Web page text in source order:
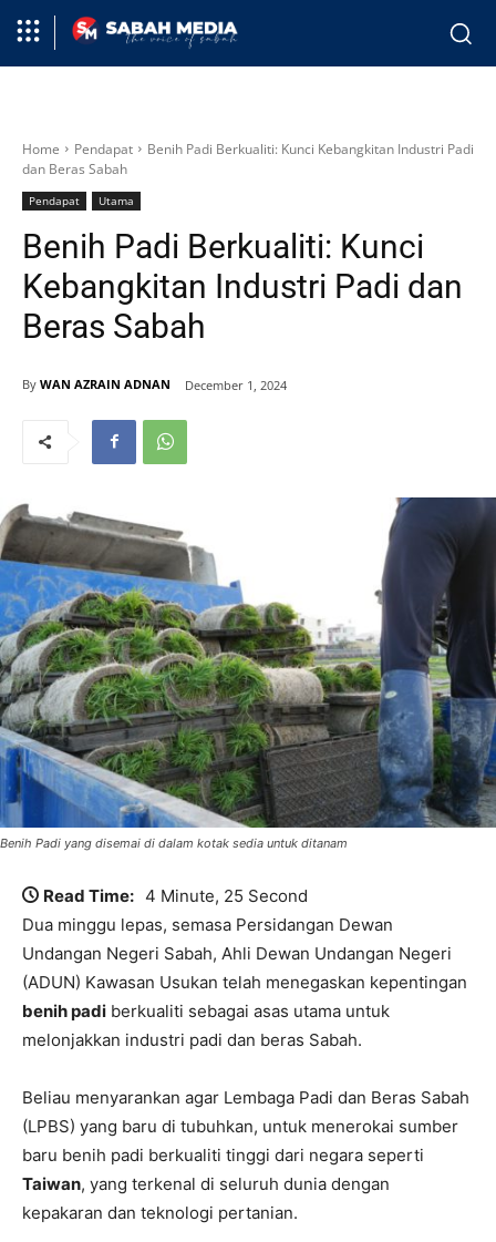
Home Pendapat
Benih Padi Berkualiti: Kunci Kebangkitan Industri Padi
dan Beras Sabah
Pendapat Utama
Benih Padi Berkualiti: Kunci
Kebangkitan Industri Padi dan
Beras Sabah
By WAN AZRAIN ADNAN December 1, 2024
Benih Padi yang disemai di dalam kotak sedia untuk ditanam
Read Time: 4 Minute, 25 Second
Dua minggu lepas, semasa Persidangan Dewan
Undangan Negeri Sabah, Ahli Dewan Undangan Negeri
(ADUN) Kawasan Usukan telah menegaskan kepentingan
benih padi berkualiti sebagai asas utama untuk
melonjakkan industri padi dan beras Sabah.
Beliau menyarankan agar Lembaga Padi dan Beras Sabah
(LPBS) yang baru di tubuhkan, untuk menerokai sumber
baru benih padi berkualiti tinggi dari negara seperti
Taiwan, yang terkenal di seluruh dunia dengan
kepakaran dan teknologi pertanian.